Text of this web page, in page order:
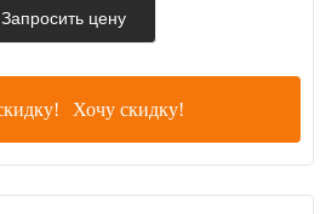
Запросить цену
Хочу скидку!